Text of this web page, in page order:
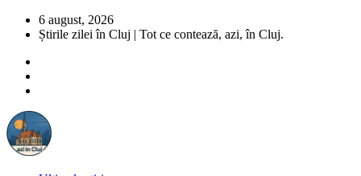
6 august, 2026
Știrile zilei în Cluj | Tot ce contează, azi, în Cluj.